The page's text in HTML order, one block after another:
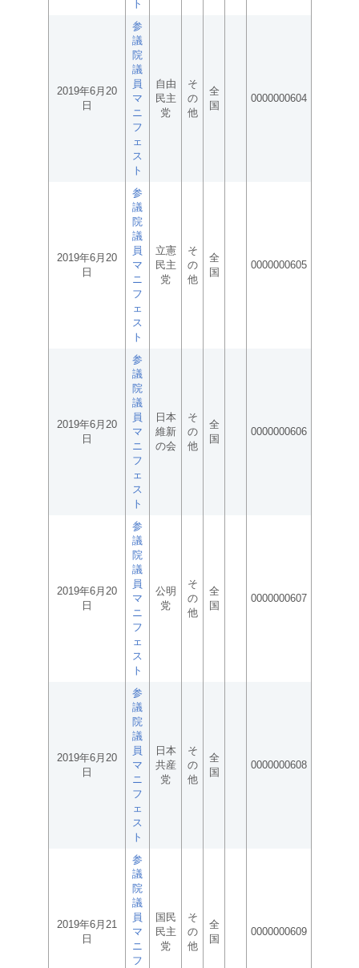
ト
2019年6月20
日
参
議
院
議
員
マ
ニ
フ
ェ
ス
ト
自由
民主
党
そ
の
他
全
国
0000000604
2019年6月20
日
参
議
院
議
員
マ
ニ
フ
ェ
ス
ト
立憲
民主
党
そ
の
他
全
国
0000000605
2019年6月20
日
参
議
院
議
員
マ
ニ
フ
ェ
ス
ト
日本
維新
の会
そ
の
他
全
国
0000000606
2019年6月20
日
参
議
院
議
員
マ
ニ
フ
ェ
ス
ト
公明
党
そ
の
他
全
国
0000000607
2019年6月20
日
参
議
院
議
員
マ
ニ
フ
ェ
ス
ト
日本
共産
党
そ
の
他
全
国
0000000608
2019年6月21
日
参
議
院
議
員
マ
ニ
フ
国民
民主
党
そ
の
他
全
国
0000000609